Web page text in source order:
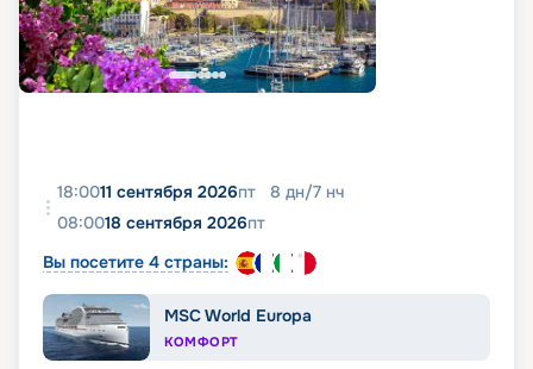
18:0011 сентября 2026пт 8 дн/7 нч
08:0018 сентября 2026пт
Вы посетите 4 страны:
MSC World Europa
КОМФОРТ